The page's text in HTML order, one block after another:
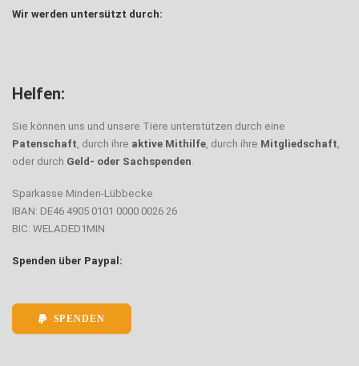
Wir werden untersützt durch:
Helfen:
Sie können uns und unsere Tiere unterstützen durch eine
Patenschaft, durch ihre aktive Mithilfe, durch ihre Mitgliedschaft,
oder durch Geld- oder Sachspenden.
Sparkasse Minden-Lübbecke
IBAN: DE46 4905 0101 0000 0026 26
BIC: WELADED1MIN
Spenden über Paypal:
SPENDEN